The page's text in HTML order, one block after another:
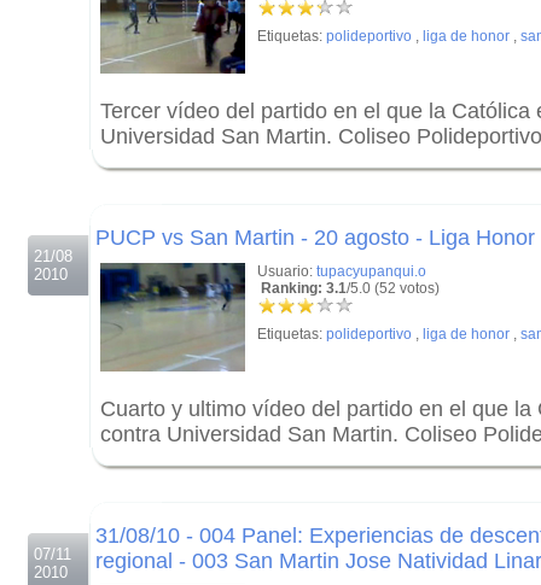
Etiquetas: polideportivo , liga de honor ,
Tercer vídeo del partido en el que la Católica
Universidad San Martin. Coliseo
21/08
2010
PUCP vs San Martin - 20 agosto - Liga Honor
Usuario: tupacyupanqui.o
Ranking: 3.1/5.0 (52 votos)
Etiquetas: polideportivo , liga de honor ,
Cuarto y ultimo vídeo del partido en el que la
contra Universidad San Martin. Coliseo
07/11
2010
31/08/10 - 004 Panel: Experiencias de
regional - 003 San Martin Jose Natividad